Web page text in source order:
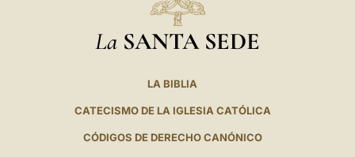
La SANTA SEDE
LA BIBLIA
CATECISMO DE LA IGLESIA CATÓLICA
CÓDIGOS DE DERECHO CANÓNICO